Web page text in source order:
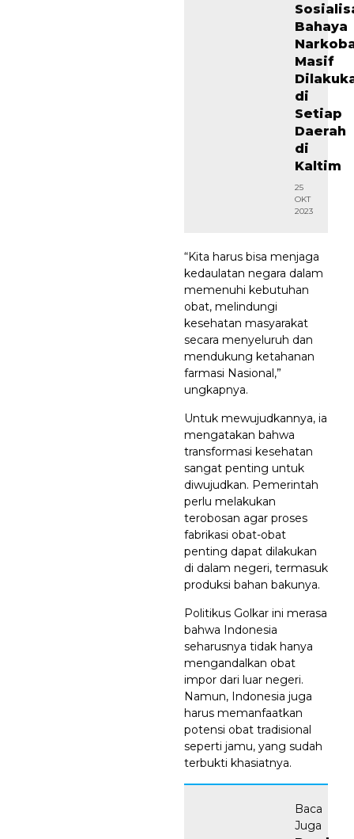
Bahaya
Masif
di
Setiap
Daerah
di
Kaltim
25
OKT
2023
“Kita harus bisa menjaga
kedaulatan negara dalam
memenuhi kebutuhan
obat, melindungi
kesehatan masyarakat
secara menyeluruh dan
mendukung ketahanan
farmasi Nasional,”
ungkapnya.
Untuk mewujudkannya, ia
mengatakan bahwa
transformasi kesehatan
sangat penting untuk
diwujudkan. Pemerintah
perlu melakukan
terobosan agar proses
fabrikasi obat-obat
penting dapat dilakukan
di dalam negeri, termasuk
produksi bahan bakunya.
Politikus Golkar ini merasa
bahwa Indonesia
seharusnya tidak hanya
mengandalkan obat
impor dari luar negeri.
Namun, Indonesia juga
harus memanfaatkan
potensi obat tradisional
seperti jamu, yang sudah
terbukti khasiatnya.
Baca
Juga